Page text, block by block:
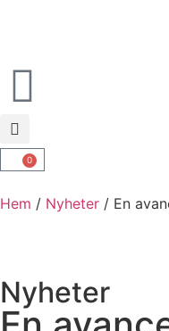
0
Hem / Nyheter / En
Nyheter